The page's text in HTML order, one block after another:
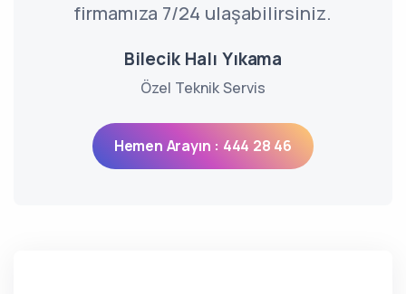
firmamıza 7/24 ulaşabilirsiniz.
Bilecik Halı Yıkama
Özel Teknik Servis
Hemen Arayın : 444 28 46